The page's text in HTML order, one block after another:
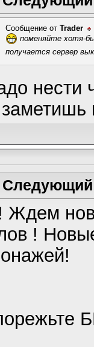
Сообщение от Trader
поменяйте хотя-
получается сервер
нести
Следующий
Ждем
!